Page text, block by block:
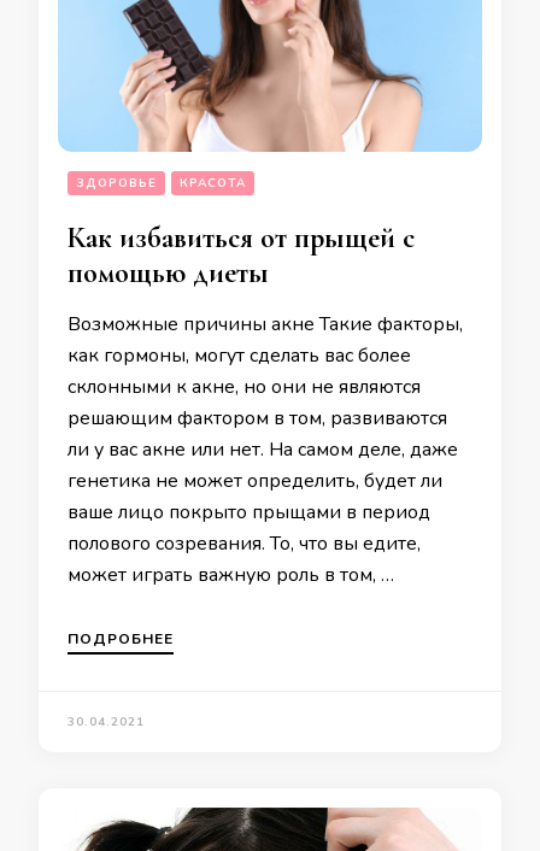
ЗДОРОВЬЕ КРАСОТА
Как избавиться от прыщей с
помощью диеты
Возможные причины акне Такие факторы,
как гормоны, могут сделать вас более
склонными к акне, но они не являются
решающим фактором в том, развиваются
ли у вас акне или нет. На самом деле, даже
генетика не может определить, будет ли
ваше лицо покрыто прыщами в период
полового созревания. То, что вы едите,
может играть важную роль в том, …
ПОДРОБНЕЕ
30.04.2021